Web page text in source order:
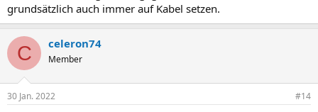
grundsätzlich auch immer auf Kabel setzen.
C celeron74
Member
30 Jan. 2022 #14